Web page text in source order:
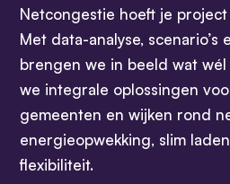
Netcongestie hoeft je
Met data-analyse, scenario’s
brengen we in beeld wat wél
we integrale oplossingen
gemeenten en wijken rond
energieopwekking, slim
flexibiliteit.